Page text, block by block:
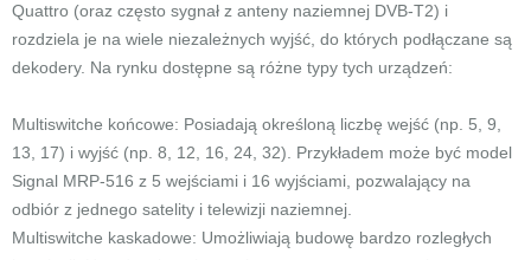
Quattro (oraz często sygnał z anteny naziemnej DVB-T2) i
rozdziela je na wiele niezależnych wyjść, do których podłączane są
dekodery. Na rynku dostępne są różne typy tych urządzeń:
Multiswitche końcowe: Posiadają określoną liczbę wejść (np. 5, 9,
13, 17) i wyjść (np. 8, 12, 16, 24, 32). Przykładem może być model
Signal MRP-516 z 5 wejściami i 16 wyjściami, pozwalający na
odbiór z jednego satelity i telewizji naziemnej.
Multiswitche kaskadowe: Umożliwiają budowę bardzo rozległych